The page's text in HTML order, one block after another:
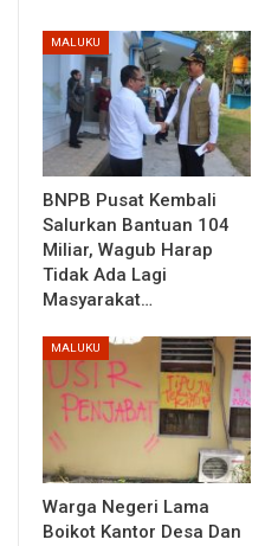
MALUKU
BNPB Pusat Kembali
Salurkan Bantuan 104
Miliar, Wagub Harap
Tidak Ada Lagi
Masyarakat…
MALUKU
Warga Negeri Lama
Boikot Kantor Desa Dan